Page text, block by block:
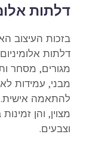
דלתות
בזכות העיצוב
דלתות
מגורים, מסחר
מבני, עמידות
להתאמה אישית.
מצוין, והן
וצבעים.